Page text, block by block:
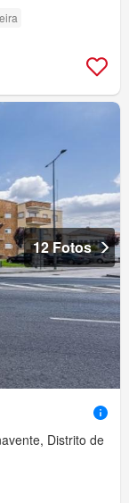
12 Fotos
Distrito de